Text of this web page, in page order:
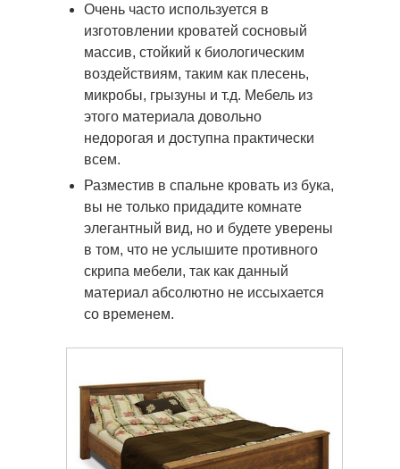
Очень часто используется в
изготовлении кроватей сосновый
массив, стойкий к биологическим
воздействиям, таким как плесень,
микробы, грызуны и т.д. Мебель из
этого материала довольно
недорогая и доступна практически
всем.
Разместив в спальне кровать из бука,
вы не только придадите комнате
элегантный вид, но и будете уверены
в том, что не услышите противного
скрипа мебели, так как данный
материал абсолютно не иссыхается
со временем.